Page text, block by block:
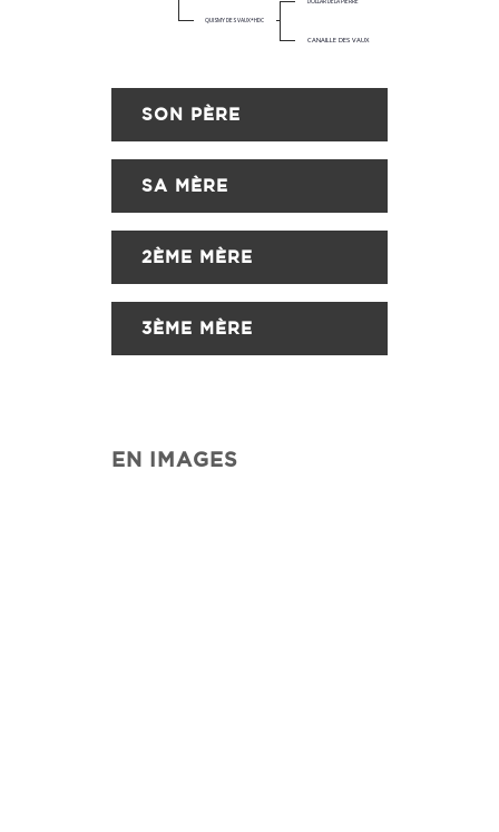
DOLLAR DELA PIERRE
CANAILLE DES VAUX
QUISMY DES VAUX*HDC
SON PÈRE
SA MÈRE
2ÈME MÈRE
3ÈME MÈRE
EN IMAGES